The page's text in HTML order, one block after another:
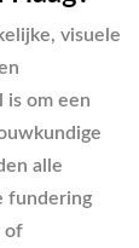
visuele
is om een
alle
fundering
of